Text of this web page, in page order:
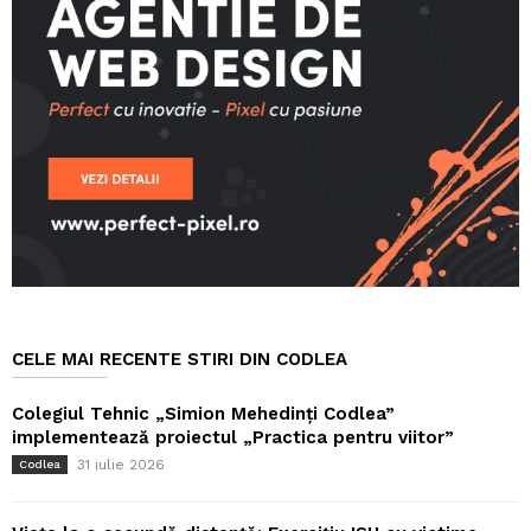
CELE MAI RECENTE STIRI DIN CODLEA
Colegiul Tehnic „Simion Mehedinți Codlea”
implementează proiectul „Practica pentru viitor”
Codlea 31 iulie 2026